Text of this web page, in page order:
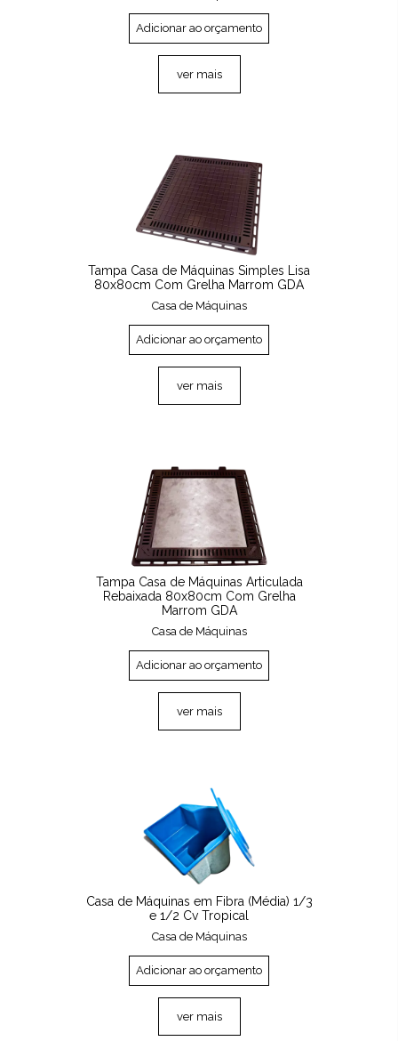
Adicionar ao orçamento
ver mais
Tampa Casa de Máquinas Simples Lisa
80x80cm Com Grelha Marrom GDA
Casa de Máquinas
Adicionar ao orçamento
ver mais
Tampa Casa de Máquinas Articulada
Rebaixada 80x80cm Com Grelha
Marrom GDA
Casa de Máquinas
Adicionar ao orçamento
ver mais
Casa de Máquinas em Fibra (Média) 1/3
e 1/2 Cv Tropical
Casa de Máquinas
Adicionar ao orçamento
ver mais